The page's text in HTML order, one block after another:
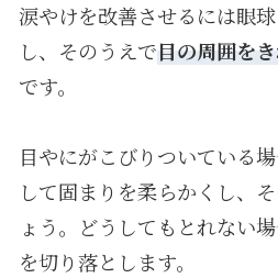
涙やけを改善させるには眼
し、そのうえで目の周囲を
です。
目やにがこびりついている
して固まりを柔らかくし、
ょう。どうしてもとれない
を切り落とします。